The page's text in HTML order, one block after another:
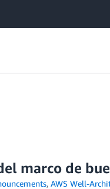
marco de
, AWS Well-